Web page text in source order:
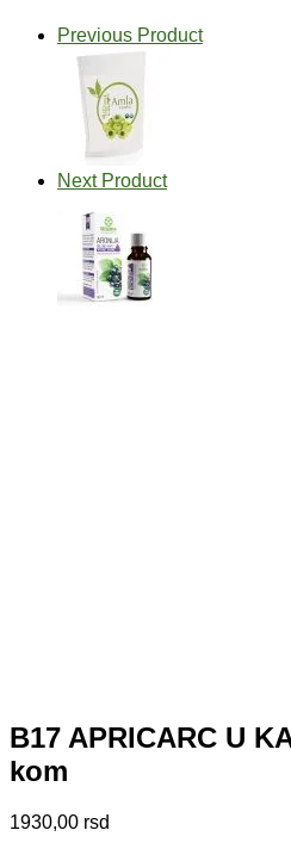
Previous Product
Next Product
B17 APRICARC U
kom
1930,00 rsd